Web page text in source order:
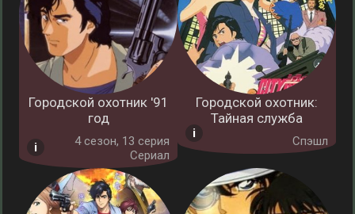
Городской охотник '91
год
4 cезон, 13 серия
Сериал
Городской охотник:
Тайная служба
Спэшл